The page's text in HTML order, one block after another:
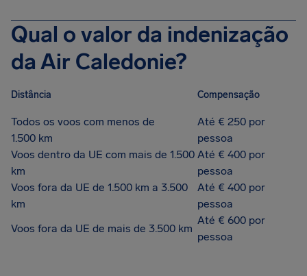
Qual o valor da indenização
da Air Caledonie?
Distância Compensação
Todos os voos com menos de
1.500 km
Até € 250 por
pessoa
Voos dentro da UE com mais de 1.500
km
Até € 400 por
pessoa
Voos fora da UE de 1.500 km a 3.500
km
Até € 400 por
pessoa
Voos fora da UE de mais de 3.500 km
Até € 600 por
pessoa